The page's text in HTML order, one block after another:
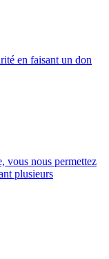
en faisant un don
vous nous permettez
plusieurs